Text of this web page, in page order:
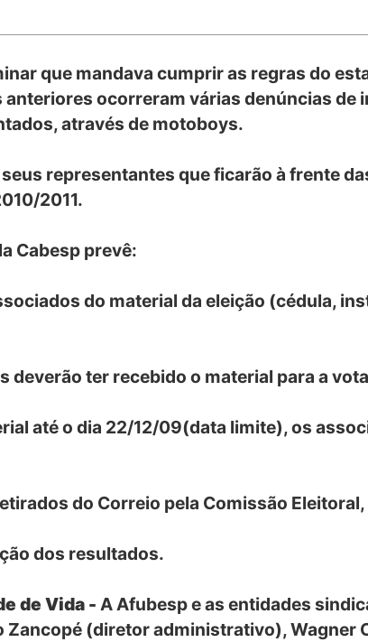
que mandava cumprir as regras do
ocorreram várias denúncias de
através de motoboys.
representantes que ficarão à frente
2011.
Cabesp prevê:
do material da eleição (cédula,
deverão ter recebido o material para a
até o dia 22/12/09(data limite), os
do Correio pela Comissão
dos resultados.
de Vida - A Afubesp e as entidades
Zancopé (diretor administrativo), Wagner